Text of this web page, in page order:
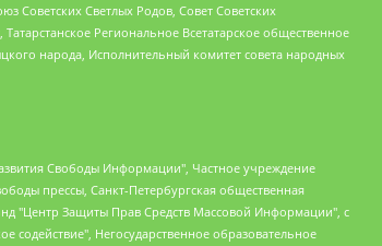
Советских Светлых Родов, Совет Советских
Региональное Всетатарское общественное
народа, Исполнительный комитет совета народных
Елизавета Николаевна, Понасенков Евгений Николаевич, Ганапольский Матвей Юрьевич, Киселев Евгений Алексеевич, Борухович Ирина Григорьевна, Дремин Иван Тимофеевич, Дубровский Дмитрий Викторович, Красноярская региональная общественная организация поддержки и развития альтернативных образовательных технологий и межкультурных коммуникаций "ИНТЕРРА", Маяковская Екатерина Алексеевна, Фейгин Марк Захарович, Филимонов Андрей Викторович, Дзугкоева Регина Николаевна, Доброхотов Роман Александрович, Дудь Юрий Александрович, Елкин Сергей Владимирович, Кругликов Кирилл Игоревич, Сабунаева Мария Леонидовна, Семенов Алексей Владимирович, Шаинян Карен Багратович, Шульман Екатерина Михайловна, Асафьев Артур Валерьевич, Вахштайн Виктор Семенович, Венедиктов Алексей Алексеевич, Лушникова Екатерина Евгеньевна, Волков Леонид Михайлович, Невзоров Александр Глебович, Пархоменко Сергей Борисович, Сироткин Ярослав Николаевич, Кара-Мурза Владимир Владимирович, Баранова Наталья Владимировна, Гозман Леонид Яковлевич, Кагарлицкий Борис Юльевич, Климарев Михаил Валерьевич, Милов Владимир Станиславович, Автономная некоммерческая организация Краснодарский центр современного искусства "Типография", Моргенштерн Алишер Тагирович, Соболь Любовь Эдуардовна, Общество с ограниченной ответственностью "ЛИЗА НОРМ", Каспаров Гарри Кимович, Ходорковский Михаил Борисович, Общество с ограниченной ответственностью "Апрельские тезисы", Данилович Ирина Брониславовна, Кашин Олег Владимирович, Петров Николай Владимирович, Пивоваров Алексей Владимирович, Соколов Михаил Владимирович, Цветкова Юлия Владимировна, Чичваркин Евгений Александрович, Комитет против пыток/Команда против пыток, Общество с ограниченной ответственностью "Первый научный", Общество с ограниченной ответственностью "Вертолет и ко", Белоцерковская Вероника Борисовна, Кац Максим Евгеньевич, Лазарева Татьяна Юрьевна, Шаведдинов Руслан Табризович, Яшин Илья Валерьевич, Общество с ограниченной ответственностью "Иноагент ААВ", Алешковский Дмитрий Петрович, Альбац Евгения Марковна, Быков Дмитрий Львович, Галямина Юлия Евгеньевна, Лойко Сергей Леонидович, Мартынов Кирилл Константинович, Медведев Сергей Александрович, Крашенинников Федор Геннадиевич, Гордеева Катерина Вл